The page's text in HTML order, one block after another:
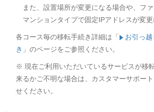
また、設置場所が変更になる場合や、フ
マンションタイプで固定IPアドレスが変更
各コース毎の移転手続き詳細は「
お引っ
き 」のページをご参照ください。
※ 現在ご利用いただいているサービスが移
来るかご不明な場合は、カスタマーサポー
せください。